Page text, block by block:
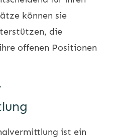
können sie
die
offenen Positionen
ist ein